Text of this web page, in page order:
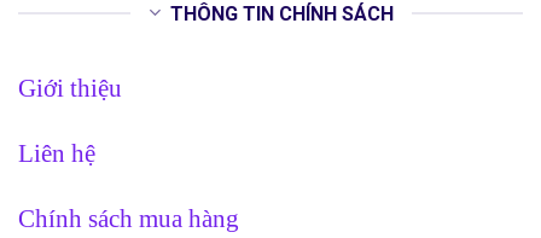
THÔNG TIN CHÍNH SÁCH
Giới thiệu
Liên hệ
Chính sách mua hàng